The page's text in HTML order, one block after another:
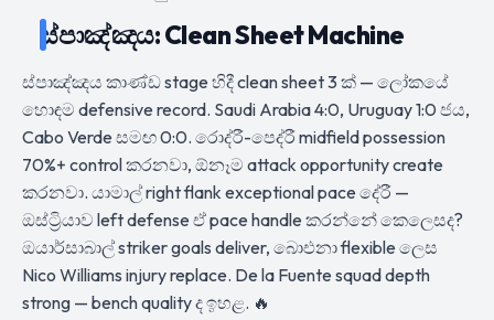
ස්පාඤ්ඤය: Clean Sheet Machine
ස්පාඤ්ඤය කාණ්ඩ stage හිදී clean sheet 3 ක් — ලෝකයේ
හොඳම defensive record. Saudi Arabia 4:0, Uruguay 1:0 ජය,
Cabo Verde සමඟ 0:0. රොද්රී-පෙද්රී midfield possession
70%+ control කරනවා, ඕනෑම attack opportunity create
කරනවා. යාමාල් right flank exceptional pace දේරී —
ඔස්ට්‍රියාව left defense ඒ pace handle කරන්නේ කෙලෙසද?
ඔයාර්සාබාල් striker goals deliver, බාෙඑනා flexible ලෙස
Nico Williams injury replace. De la Fuente squad depth
strong — bench quality ද ඉහළ. 🔥